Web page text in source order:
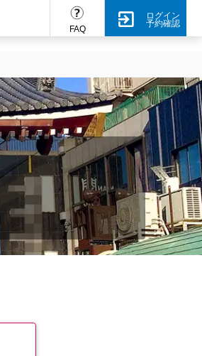
FAQ
ログイン
予約確認